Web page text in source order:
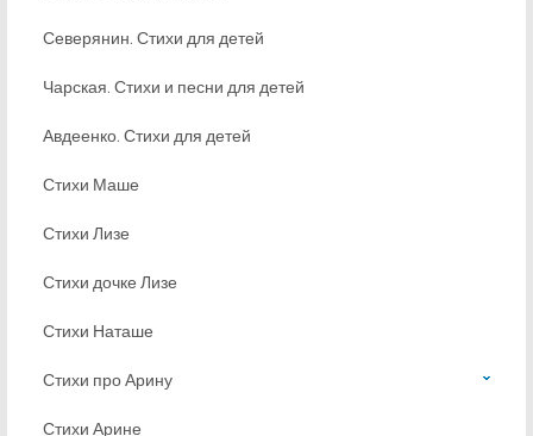
Северянин. Стихи для детей
Чарская. Стихи и песни для детей
Авдеенко. Стихи для детей
Стихи Маше
Стихи Лизе
Стихи дочке Лизе
Стихи Наташе
Стихи про Арину
Стихи Арине